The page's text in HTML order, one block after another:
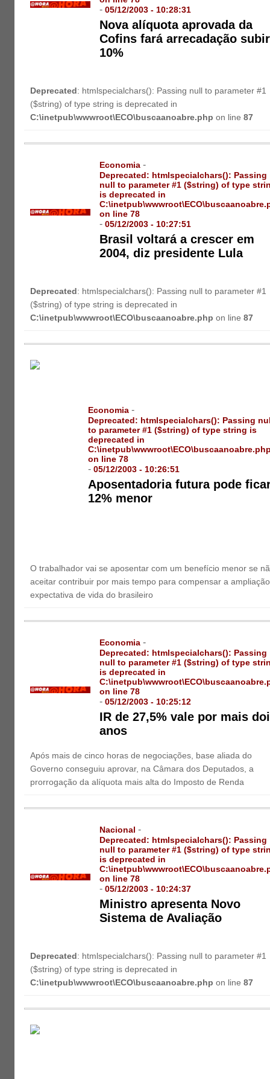
-05/12/2003 - 10:28:31
Nova alíquota aprovada da
Cofins fará arrecadação subir
10%
Deprecated: htmlspecialchars(): Passing null to parameter #1
($string) of type string is deprecated in
C:\inetpub\wwwroot\ECO\buscaanoabre.php on line87
Economia -
Deprecated: htmlspecialchars(): Passing
null to parameter #1 ($string) of type
is deprecated in
on line78
-05/12/2003 - 10:27:51
Brasil voltará a crescer em
2004, diz presidente Lula
Deprecated: htmlspecialchars(): Passing null to parameter #1
($string) of type string is deprecated in
C:\inetpub\wwwroot\ECO\buscaanoabre.php on line87
Economia -
Deprecated: htmlspecialchars(): Passing
to parameter #1 ($string) of type string is
deprecated in
on line78
-05/12/2003 - 10:26:51
Aposentadoria futura pode
12% menor
O trabalhador vai se aposentar com um benefício menor se
aceitar contribuir por mais tempo para compensar a
expectativa de vida do brasileiro
Economia -
Deprecated: htmlspecialchars(): Passing
null to parameter #1 ($string) of type
is deprecated in
on line78
-05/12/2003 - 10:25:12
IR de 27,5% vale por mais
anos
Após mais de cinco horas de negociações, base aliada do
Governo conseguiu aprovar, na Câmara dos Deputados, a
prorrogação da alíquota mais alta do Imposto de Renda
Nacional -
Deprecated: htmlspecialchars(): Passing
null to parameter #1 ($string) of type
is deprecated in
on line78
-05/12/2003 - 10:24:37
Ministro apresenta Novo
Sistema de Avaliação
Deprecated: htmlspecialchars(): Passing null to parameter #1
($string) of type string is deprecated in
C:\inetpub\wwwroot\ECO\buscaanoabre.php on line87